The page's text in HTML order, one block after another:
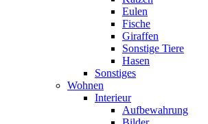
Eulen
Fische
Giraffen
Sonstige Tiere
Hasen
Sonstiges
Wohnen
Interieur
Aufbewahrung